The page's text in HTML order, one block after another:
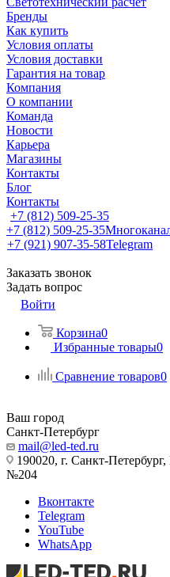
Бренды
Как купить
Условия оплаты
Условия доставки
Гарантия на товар
Компания
О компании
Команда
Новости
Карьера
Магазины
Контакты
Блог
Контакты
+7 (812) 509-25-35
+7 (812) 509-25-35
+7 (921) 907-35-58Telegram
Заказать звонок
Задать вопрос
Войти
Корзина0
Избранные товары0
Сравнение товаров0
Ваш город
Санкт-Петербург
mail@led-ted.ru
190020, г. Санкт-
№204
Вконтакте
Telegram
YouTube
WhatsApp